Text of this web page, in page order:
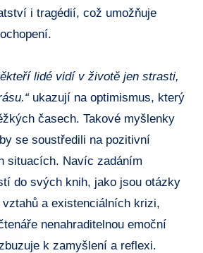
i tragédií, což umožňuje
lidé vidí v životě jen strasti,
ukazují na optimismus, který
časech. Takové myšlenky
se soustředili na pozitivní
situacích. Navíc zadáním
do svých knih, jako jsou otázky
a existenciálních krizi,
nenahraditelnou emoční
k zamyšlení a reflexi.